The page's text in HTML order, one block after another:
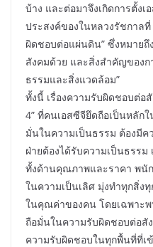
บ้าง และต่อมาจึงเกิดการตั้ง
ประสงค์ของในหลวงรัชกาล
ผิดชอบต่อแผ่นดิน” ซึ่งหมายถึ
สังคมด้วย และสิ่งสำคัญของก
ธรรมและสิ่งแวดล้อม”
ทั้งนี้ เรื่องความรับผิดชอบต่อ
4” ที่คนเอสซีจียึดถือเป็นหลัก
มั่นในความเป็นธรรม ต้องมีค
ฝ่ายต้องได้รับความเป็นธรร
ทั้งด้านคุณภาพและราคา พ
ในความเป็นเลิศ มุ่งทำทุกสิ่ง
ในคุณค่าของคน โดยเฉพาะ
ถือมั่นในความรับผิดชอบต่อสั
ความรับผิดชอบในทุกพื้นที่ที่เ